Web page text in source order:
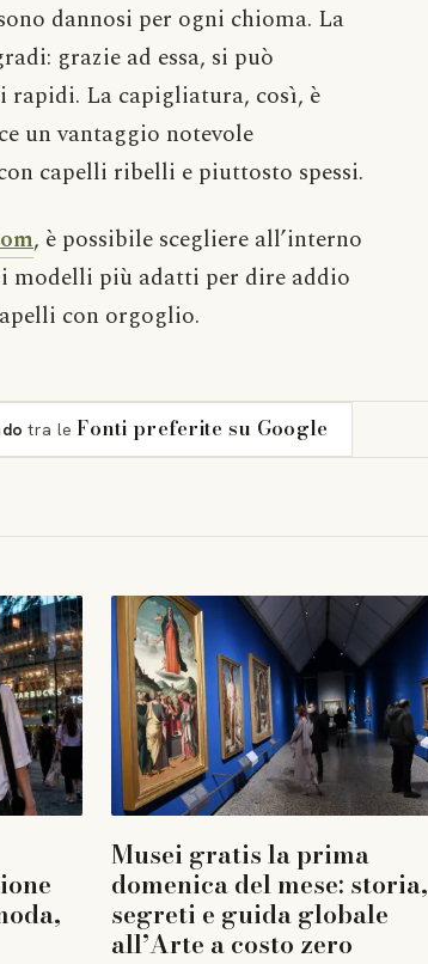
dannosi per ogni chioma. La
grazie ad essa, si può
rapidi. La capigliatura, così, è
un vantaggio notevole
capelli ribelli e piuttosto spessi.
, è possibile scegliere all’interno
modelli più adatti per dire addio
con orgoglio.
tra le Fonti preferite su Google
Musei gratis la prima
domenica del mese: storia,
segreti e guida globale
all’Arte a costo zero